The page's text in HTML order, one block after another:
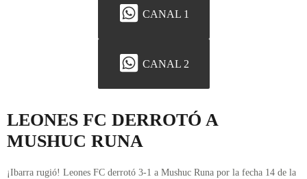
CANAL 1
CANAL 2
LEONES FC DERROTÓ A
MUSHUC RUNA
¡Ibarra rugió! Leones FC derrotó 3-1 a Mushuc Runa por la fecha 14 de la